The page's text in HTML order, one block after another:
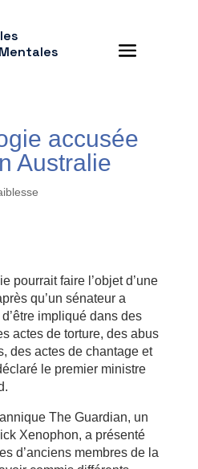
accusée
Australie
pourrait faire l’objet d’une
qu’un sénateur a
impliqué dans des
actes de torture, des abus
des actes de chantage et
le premier ministre
The Guardian, un
Xenophon, a présenté
d’anciens membres de la